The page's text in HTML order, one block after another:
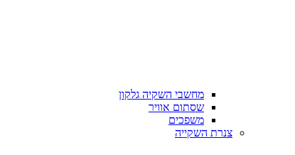
מחשבי השקיה גלקון
שסתום אוויר
משפכים
צנרת השקייה